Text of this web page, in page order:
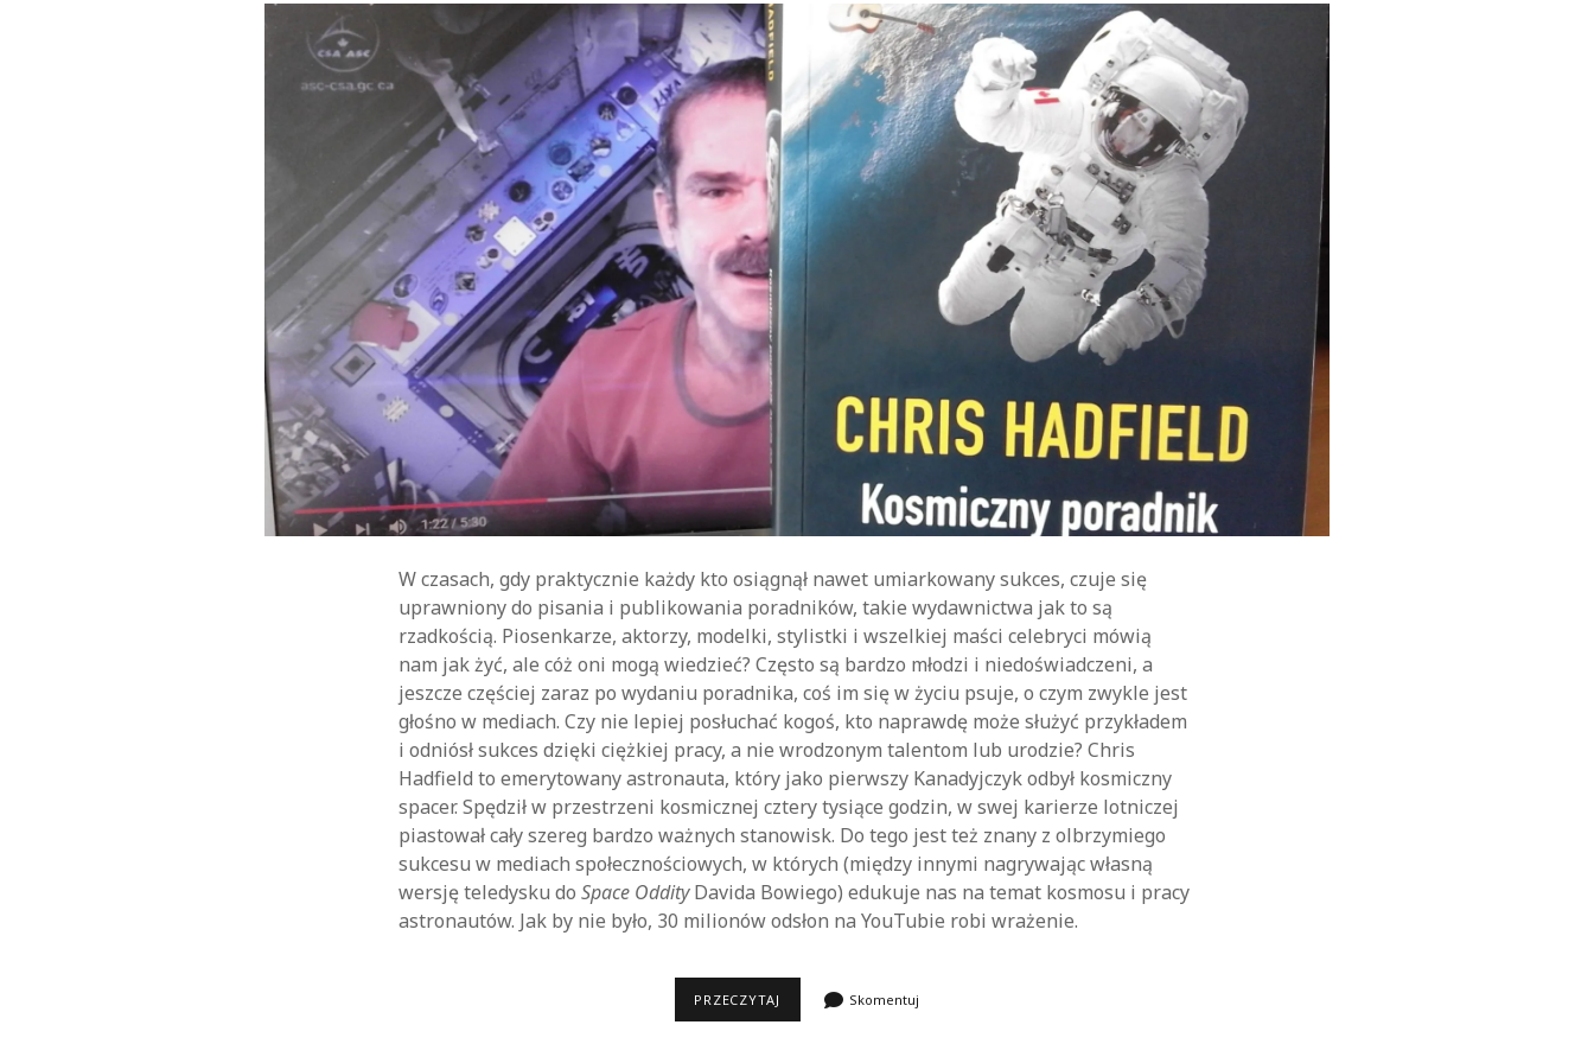
Knausgård komedie komedie romantyczne kryminał
Londyn narkotyki Netflix Nowy Jork
Paryż polskie filmy PRL sci-fiscience-
fictionserial BBC thriller USAWarszawa
weganizmWydawnictwo Muza
Wydawnictwo Uniwersytetu
JagiellońskiegoWydawnictwo Znak
XIX
wiekXVIII wiek XX wiek
W czasach, gdy praktycznie każdy kto osiągnął nawet umiarkowany sukces, czuje się
uprawniony do pisania i publikowania poradników, takie wydawnictwa jak to są
rzadkością. Piosenkarze, aktorzy, modelki, stylistki i wszelkiej maści celebryci mówią
nam jak żyć, ale cóż oni mogą wiedzieć? Często są bardzo młodzi i niedoświadczeni, a
jeszcze częściej zaraz po wydaniu poradnika, coś im się w życiu psuje, o czym zwykle jest
głośno w mediach. Czy nie lepiej posłuchać kogoś, kto naprawdę może służyć przykładem
i odniósł sukces dzięki ciężkiej pracy, a nie wrodzonym talentom lub urodzie? Chris
Hadfield to emerytowany astronauta, który jako pierwszy Kanadyjczyk odbył kosmiczny
spacer. Spędził w przestrzeni kosmicznej cztery tysiące godzin, w swej karierze lotniczej
piastował cały szereg bardzo ważnych stanowisk. Do tego jest też znany z olbrzymiego
sukcesu w mediach społecznościowych, w których (między innymi nagrywając własną
wersję teledysku doSpace OddityDavida Bowiego) edukuje nas na temat kosmosu i pracy
astronautów. Jak by nie było, 30 milionów odsłon na YouTubie robi wrażenie.
PRZECZYTAJ Skomentuj